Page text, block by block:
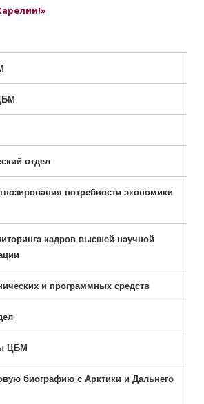
отдел
потребности экономики
кадров высшей научной
и программных средств
ЦБМ
биографию с Арктики и Дальнего